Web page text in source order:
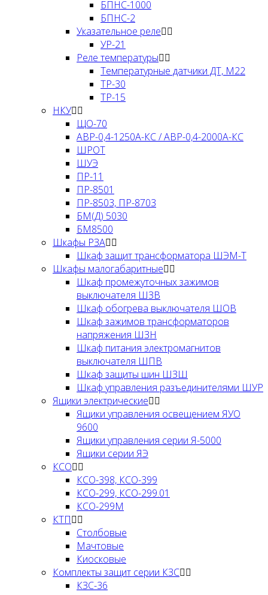
БПНС-1000
БПНС-2
Указательное реле
УР-21
Реле температуры
Температурные датчики ДТ, М22
ТР-30
ТР-15
НКУ
ЩО-70
АВР-0,4-1250А-КС / АВР-0,4-2000А-КС
ШРОТ
ШУЭ
ПР-11
ПР-8501
ПР-8503, ПР-8703
БМ(Д) 5030
БМ8500
Шкафы РЗА
Шкаф защит трансформатора ШЭМ-Т
Шкафы малогабаритные
Шкаф промежуточных зажимов
выключателя ШЗВ
Шкаф обогрева выключателя ШОВ
Шкаф зажимов трансформаторов
напряжения ШЗН
Шкаф питания электромагнитов
выключателя ШПВ
Шкаф защиты шин ШЗШ
Шкаф управления разъединителями ШУР
Ящики электрические
Ящики управления освещением ЯУО
9600
Ящики управления серии Я-5000
Ящики серии ЯЭ
КСО
КСО-398, КСО-399
КСО-299, КСО-299.01
КСО-299М
КТП
Столбовые
Мачтовые
Киосковые
Комплекты защит серии КЗС
КЗС-36